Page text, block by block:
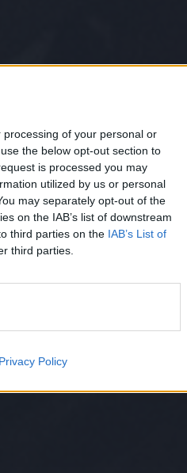
of your personal or
the below opt-out section to
is processed you may
utilized by us or personal
may separately opt-out of the
on the IAB’s list of downstream
third parties on the IAB’s List of
third parties.
Privacy Policy